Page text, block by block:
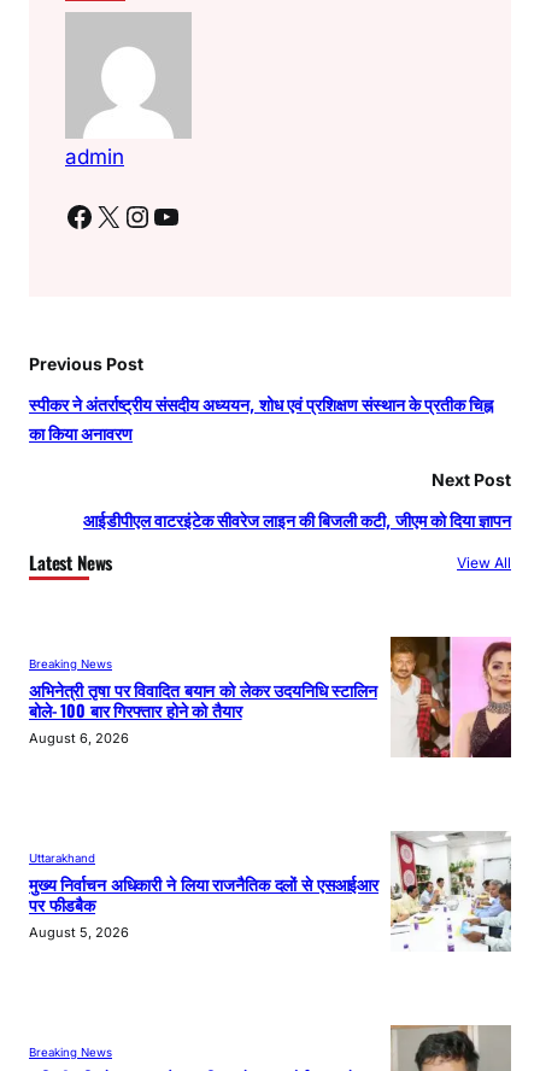
admin
Facebook X Instagram YouTube
Previous Post
स्पीकर ने अंतर्राष्ट्रीय संसदीय अध्ययन, शोध एवं प्रशिक्षण संस्थान के प्रतीक चिह्न
का किया अनावरण
Next Post
आईडीपीएल वाटरइंटेक सीवरेज लाइन की बिजली कटी, जीएम को दिया ज्ञापन
Latest News View All
Breaking News
अभिनेत्री तृषा पर विवादित बयान को लेकर उदयनिधि स्टालिन
बोले- 100 बार गिरफ्तार होने को तैयार
August 6, 2026
Uttarakhand
मुख्य निर्वाचन अधिकारी ने लिया राजनैतिक दलों से एसआईआर
पर फीडबैक
August 5, 2026
Breaking News